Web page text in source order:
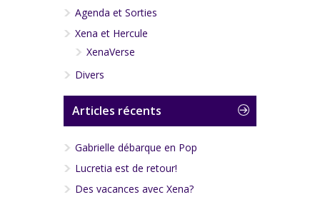
Agenda et Sorties
Xena et Hercule
XenaVerse
Divers
Articles récents
Gabrielle débarque en Pop
Lucretia est de retour!
Des vacances avec Xena?